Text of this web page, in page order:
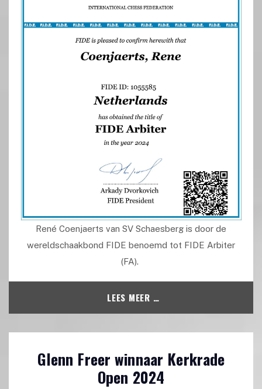
René Coenjaerts van SV Schaesberg is door de
wereldschaakbond FIDE benoemd tot FIDE Arbiter
(FA).
LEES MEER …
Glenn Freer winnaar Kerkrade
Open 2024